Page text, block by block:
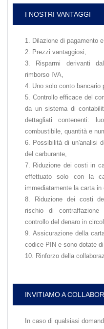
I NOSTRI VANTAGGI
Dilazione di pagamento
Prezzi vantaggiosi,
Risparmi derivanti
rimborso IVA,
Uno solo conto bancario
Controllo efficace del
da un sistema di
dettagliati contenenti:
combustibile, quantità e
Possibilità di un'analisi
del carburante,
Riduzione dei costi in
effettuato solo con la
immediatamente la carta
Riduzione dei costi
rischio di
controllo del denaro in
Assicurazione della
codice PIN e sono dotate
Rinforzo della
INVITIAMO A
In caso di qualsiasi